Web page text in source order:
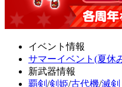
イベント情報
サマーイベント(夏休
新武器情報
覇剣 /剣姫/古代機/滅剣